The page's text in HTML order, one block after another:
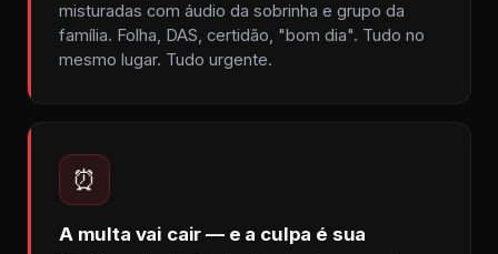
misturadas com áudio da sobrinha e grupo da
família. Folha, DAS, certidão, "bom dia". Tudo no
mesmo lugar. Tudo urgente.
⏰
A multa vai cair — e a culpa é sua